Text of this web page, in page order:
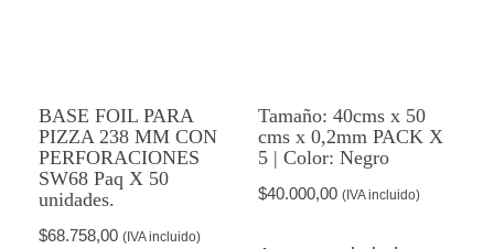
BASE FOIL PARA
PIZZA 238 MM CON
PERFORACIONES
SW68 Paq X 50
unidades.
$68.758,00 (IVA incluido)
Tamaño: 40cms x 50
cms x 0,2mm PACK X
5 | Color: Negro
$40.000,00 (IVA incluido)